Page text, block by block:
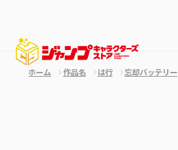
ホーム 作品名 は行 忘却バッテリー